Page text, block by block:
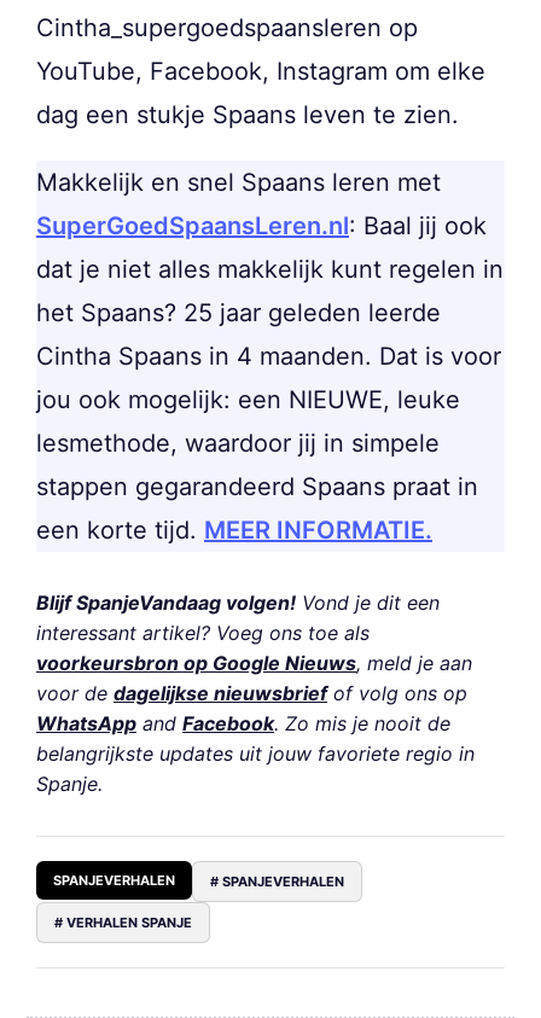
Cintha_supergoedspaansleren op
YouTube, Facebook, Instagram om elke
dag een stukje Spaans leven te zien.
Makkelijk en snel Spaans leren met
SuperGoedSpaansLeren.nl: Baal jij ook
dat je niet alles makkelijk kunt regelen in
het Spaans? 25 jaar geleden leerde
Cintha Spaans in 4 maanden. Dat is voor
jou ook mogelijk: een NIEUWE, leuke
lesmethode, waardoor jij in simpele
stappen gegarandeerd Spaans praat in
een korte tijd. MEER INFORMATIE.
Blijf SpanjeVandaag volgen! Vond je dit een
interessant artikel? Voeg ons toe als
voorkeursbron op Google Nieuws, meld je aan
voor de dagelijkse nieuwsbriefof volg ons op
WhatsApp and Facebook. Zo mis je nooit de
belangrijkste updates uit jouw favoriete regio in
Spanje.
SPANJEVERHALEN # SPANJEVERHALEN
# VERHALEN SPANJE